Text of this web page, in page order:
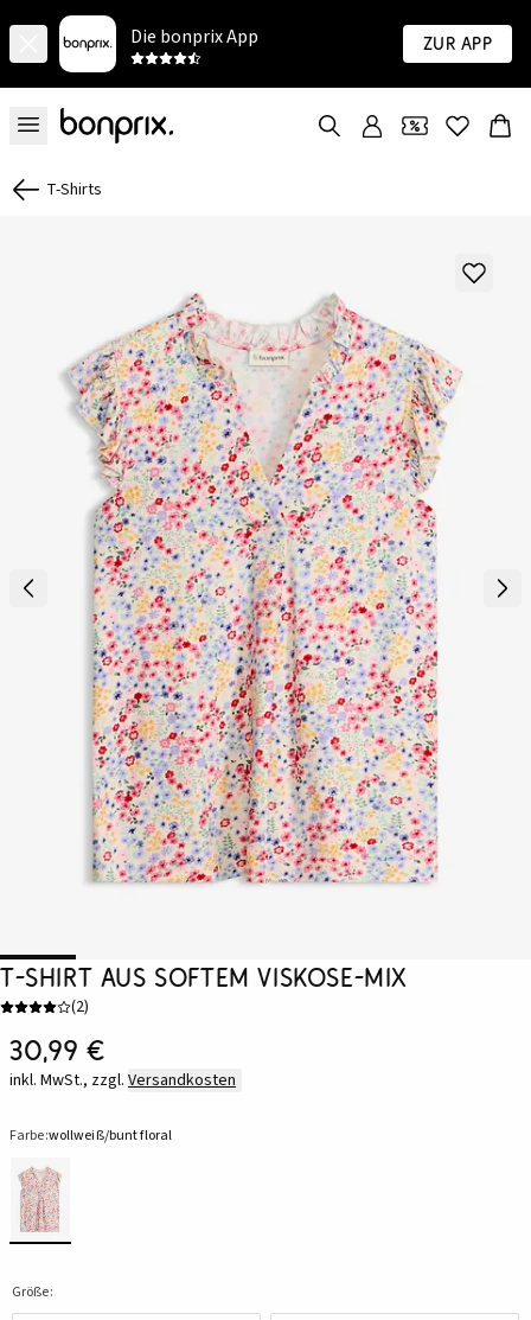
Die bonprix App Zur App
T-Shirts
T-Shirt aus softem Viskose-Mix
(2)
30,99 €
inkl. MwSt., zzgl. Versandkosten
Farbe:wollweiß/bunt floral
Größe: